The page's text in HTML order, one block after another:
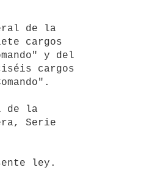
cargos
y del
cargos
Serie